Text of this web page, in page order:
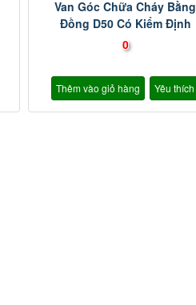
Van Góc Chữa Cháy Bằng
Đồng D50 Có Kiểm Định
0
Thêm vào giỏ hàng Yêu thích